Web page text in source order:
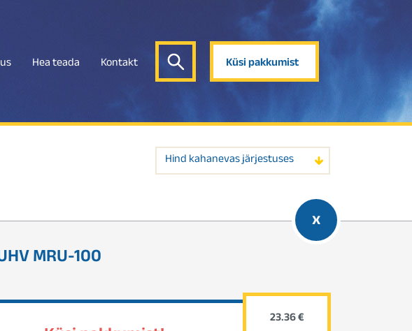
Hea teada Kontakt Küsi pakkumist
Hind kahanevas järjestuses
MRU-100
x
23.36 €